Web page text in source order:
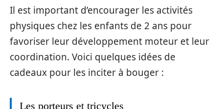
Il est important d’encourager les activités
physiques chez les enfants de 2 ans pour
favoriser leur développement moteur et leur
coordination. Voici quelques idées de
cadeaux pour les inciter à bouger :
Les porteurs et tricycles